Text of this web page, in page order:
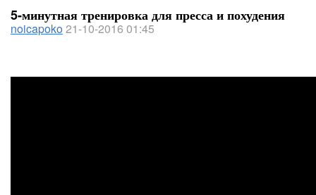
5-минутная тренировка для пресса и похудения
noicapoko21-10-2016 01:45